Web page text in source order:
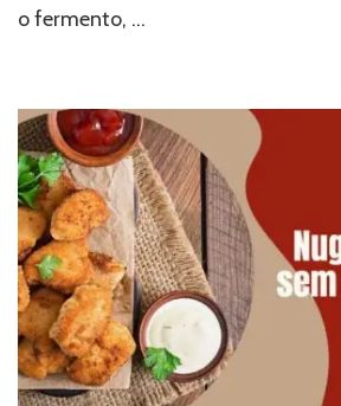
o fermento, …